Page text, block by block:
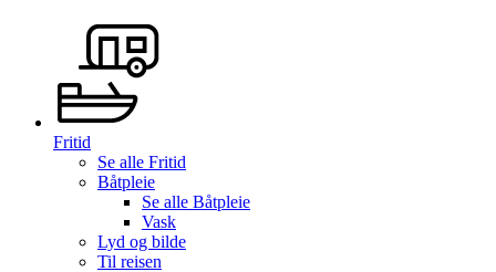
Fritid
Se alle Fritid
Båtpleie
Se alle Båtpleie
Vask
Lyd og bilde
Til reisen